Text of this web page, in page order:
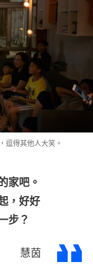
逗得其他人大笑。
家吧。
，好好
步？
慧茵